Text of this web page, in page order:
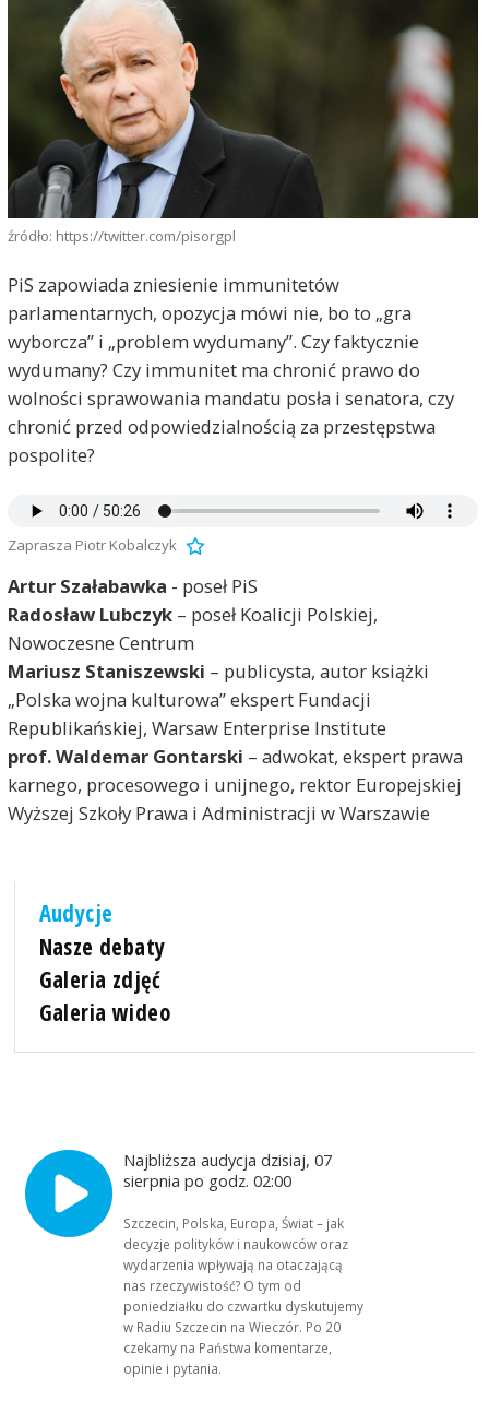
źródło: https://twitter.com/pisorgpl
PiS zapowiada zniesienie immunitetów
parlamentarnych, opozycja mówi nie, bo to „gra
wyborcza” i „problem wydumany”. Czy faktycznie
wydumany? Czy immunitet ma chronić prawo do
wolności sprawowania mandatu posła i senatora, czy
chronić przed odpowiedzialnością za przestępstwa
pospolite?
Zaprasza Piotr Kobalczyk
Artur Szałabawka - poseł PiS
Radosław Lubczyk– poseł Koalicji Polskiej,
Nowoczesne Centrum
Mariusz Staniszewski – publicysta, autor książki
„Polska wojna kulturowa” ekspert Fundacji
Republikańskiej, Warsaw Enterprise Institute
prof. Waldemar Gontarski – adwokat, ekspert prawa
karnego, procesowego i unijnego, rektor Europejskiej
Wyższej Szkoły Prawa i Administracji w Warszawie
Audycje
Nasze debaty
Galeria zdjęć
Galeria wideo
Najbliższa audycja dzisiaj, 07
sierpnia po godz. 02:00
Szczecin, Polska, Europa, Świat – jak
decyzje polityków i naukowców oraz
wydarzenia wpływają na otaczającą
nas rzeczywistość? O tym od
poniedziałku do czwartku dyskutujemy
w Radiu Szczecin na Wieczór. Po 20
czekamy na Państwa komentarze,
opinie i pytania.